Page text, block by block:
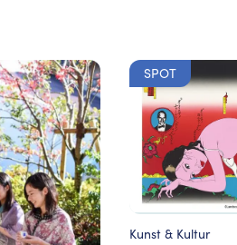
SPOT
Kunst & Kultur